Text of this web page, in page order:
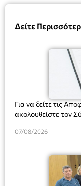
Δείτε
Για να δείτε τις
ακολουθείστε τον
07/08/2026